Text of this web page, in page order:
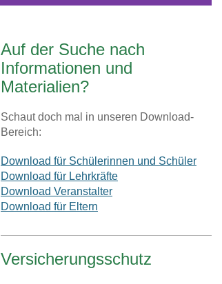
Auf der Suche nach
Informationen und
Materialien?
Schaut doch mal in unseren Download-
Bereich:
Download für Schülerinnen und Schüler
Download für Lehrkräfte
Download Veranstalter
Download für Eltern
Versicherungsschutz